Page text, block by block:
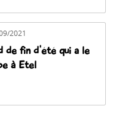
2021
de fin d'été qui a le
à Etel